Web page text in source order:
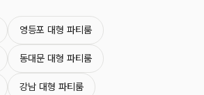
영등포 대형 파티룸
동대문 대형 파티룸
강남 대형 파티룸